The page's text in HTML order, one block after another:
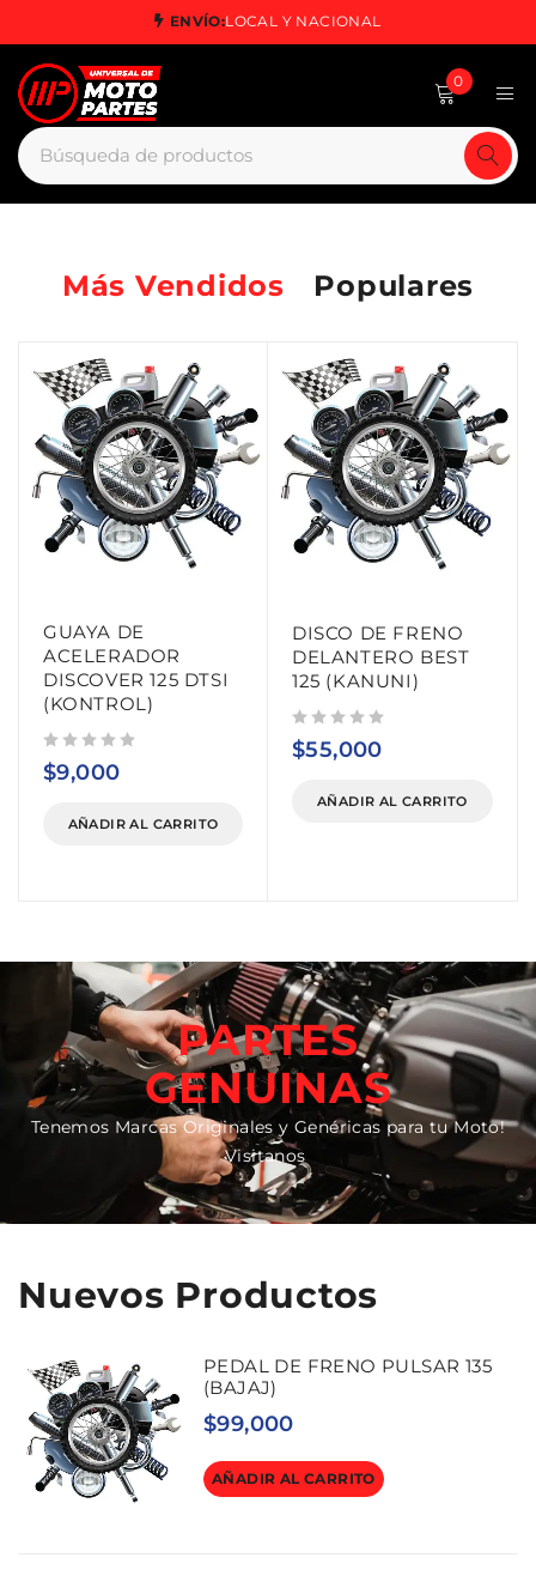
ENVÍO:LOCAL Y NACIONAL
0
Más Vendidos Populares
GUAYA DE
ACELERADOR
DISCOVER 125 DTSI
(KONTROL)
$9,000
AÑADIR AL CARRITO
DISCO DE FRENO
DELANTERO BEST
125 (KANUNI)
$55,000
AÑADIR AL CARRITO
PARTES
GENUINAS
Tenemos Marcas Originales y Genéricas para tu Moto!
Visitanos
Nuevos Productos
PEDAL DE FRENO PULSAR 135
(BAJAJ)
$99,000
AÑADIR AL CARRITO